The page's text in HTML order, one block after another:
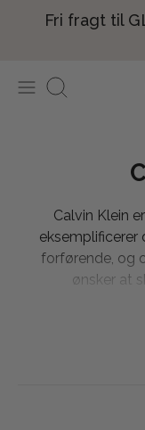
Fri fragt til
Søg
Calvin Klein
eksemplificerer
forførende, og
ønsker at
som